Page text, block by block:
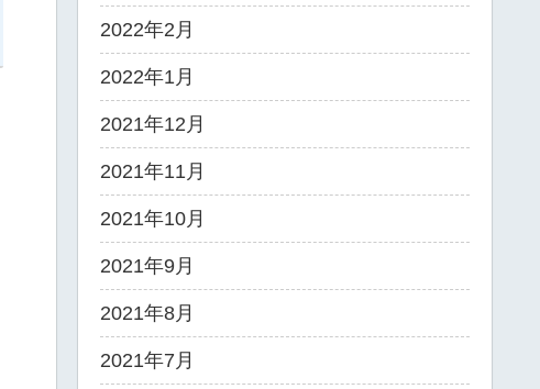
2022年2月
2022年1月
2021年12月
2021年11月
2021年10月
2021年9月
2021年8月
2021年7月